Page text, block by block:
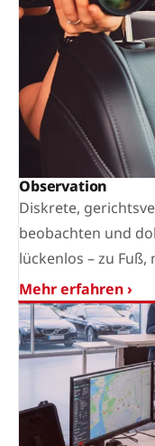
Observation
Diskrete,
beobachten und
lückenlos – zu
Mehr erfahren ›